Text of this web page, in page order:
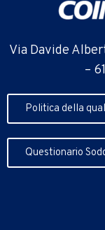
Via Davide
–
Politica della
Questionario